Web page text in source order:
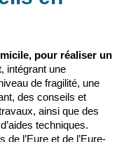
pour réaliser un
, intégrant une
de fragilité, une
des conseils et
ainsi que des
techniques.
l’Eure et de l’Eure-